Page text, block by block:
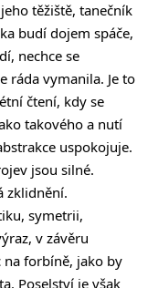
těžiště, tanečník
budí dojem spáče,
nechce se
ráda vymanila. Je to
čtení, kdy se
takového a nutí
uspokojuje.
jsou silné.
zklidnění.
symetrii,
v závěru
na forbíně, jako by
Poselství je však